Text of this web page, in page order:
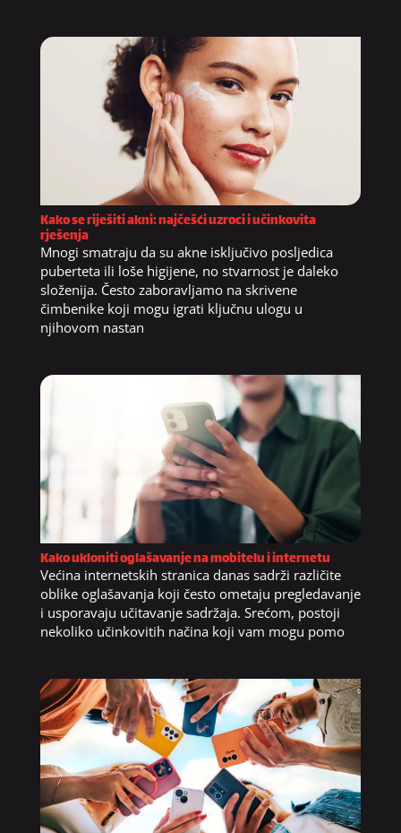
Kako se riješiti akni: najčešći uzroci i učinkovita
rješenja
Mnogi smatraju da su akne isključivo posljedica
puberteta ili loše higijene, no stvarnost je daleko
složenija. Često zaboravljamo na skrivene
čimbenike koji mogu igrati ključnu ulogu u
njihovom nastan
Kako ukloniti oglašavanje na mobitelu i internetu
Većina internetskih stranica danas sadrži različite
oblike oglašavanja koji često ometaju pregledavanje
i usporavaju učitavanje sadržaja. Srećom, postoji
nekoliko učinkovitih načina koji vam mogu pomo